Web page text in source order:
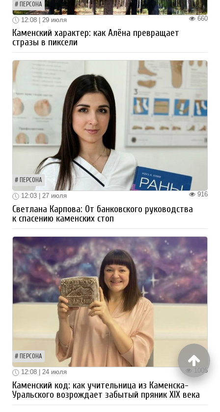
ПЕРСОНА
660
12:08 | 29 июля
Каменский характер: как Алёна превращает
стразы в пиксели
ПЕРСОНА
916
12:03 | 27 июля
Светлана Карпова: От банковского руководства
к спасению каменских стоп
ПЕРСОНА
1005
12:08 | 24 июля
Каменский код: как учительница из Каменска-
Уральского возрождает забытый пряник XIX века